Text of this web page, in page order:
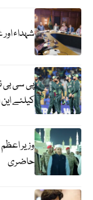
شہداء
پی سی بی
کیلئے
وزیر
حاضری